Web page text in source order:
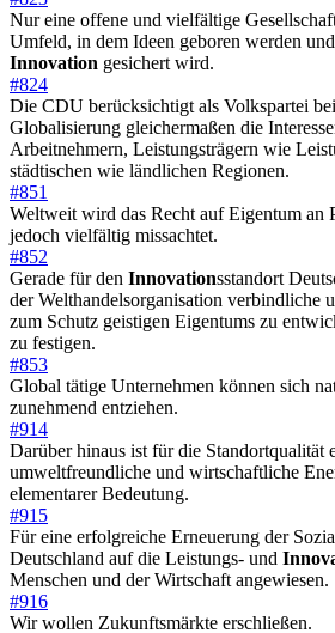
Nur eine offene und vielfältige
Umfeld, in dem Ideen geboren werden
Innovation gesichert wird.
#824
Die CDU berücksichtigt als Volkspartei
Globalisierung gleichermaßen die
Arbeitnehmern, Leistungsträgern wie
städtischen wie ländlichen Regionen.
#851
Weltweit wird das Recht auf Eigentum an
jedoch vielfältig missachtet.
#852
Gerade für den Innovationsstandort
der Welthandelsorganisation verbindliche
zum Schutz geistigen Eigentums zu
zu festigen.
#853
Global tätige Unternehmen können sich
zunehmend entziehen.
#914
Darüber hinaus ist für die Standortqualität
umweltfreundliche und wirtschaftliche
elementarer Bedeutung.
#915
Für eine erfolgreiche Erneuerung der
Deutschland auf die Leistungs- und
Menschen und der Wirtschaft angewiesen.
#916
Wir wollen Zukunftsmärkte erschließen.